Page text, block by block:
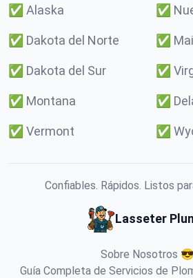
✅ Alaska ✅
✅ Dakota del Norte ✅
✅ Dakota del Sur ✅
✅ Montana ✅
✅ Vermont ✅
Confiables. Rápidos. Listos
Lasseter
Sobre Nosotros 😎
Guía Completa de Servicios de